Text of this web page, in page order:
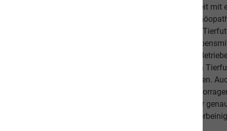
Unsere hochwertige Tiernahrung ist in Zusammenarbeit mit
bestehend aus einer Tierärztin, Tierheilpraktikern,
Ernährungsfachleuten entwickelt worden. Das leckere
Fischanteil von ca. 70% im Durchschnitt und weist
Schlachtabfälle). Höchste Qualität aus kontrollierten
Beilagen sind der Garant, dass Sie mit unserem naVita
Lieblinge ausgewogen und abwechslungsreich ernähren.
darauf, dass es Ihnen persönlich gut geht. Unsere
beweisen dies. Als Schweizer Unternehmen kennen wir
Qualitätsansprüche unserer Kunden sowie unseren